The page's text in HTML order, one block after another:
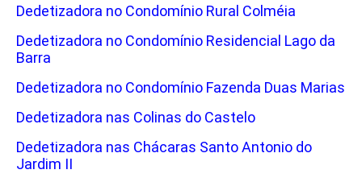
Dedetizadora no Condomínio Rural Colméia
Dedetizadora no Condomínio Residencial Lago da
Barra
Dedetizadora no Condomínio Fazenda Duas Marias
Dedetizadora nas Colinas do Castelo
Dedetizadora nas Chácaras Santo Antonio do
Jardim II